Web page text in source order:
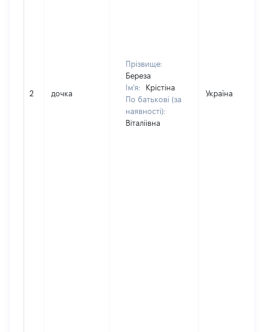
2 дочка
Прізвище:
Береза
Ім'я:
Крістіна
По батькові (за
наявності):
Віталіівна
Україна